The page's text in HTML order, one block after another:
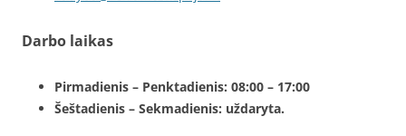
Darbo laikas
Pirmadienis – Penktadienis: 08:00 – 17:00
Šeštadienis – Sekmadienis: uždaryta.